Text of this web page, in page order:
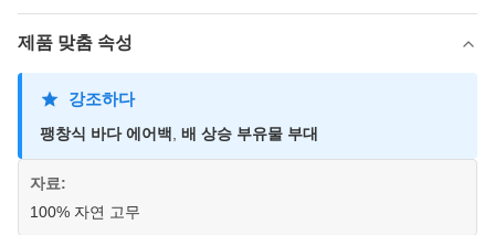
제품 맞춤 속성
강조하다
팽창식 바다 에어백 배 상승 부유물 부대
자료:
100% 자연 고무